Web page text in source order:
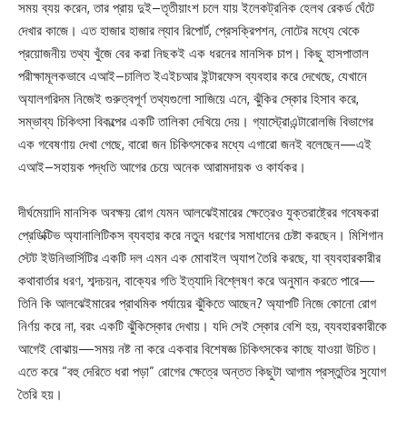
সময় ব্যয় করেন, তার প্রায় দুই–তৃতীয়াংশ চলে যায় ইলেকট্রনিক হেলথ রেকর্ড ঘেঁটে
দেখার কাজে। এত হাজার হাজার ল্যাব রিপোর্ট, প্রেসক্রিপশন, নোটের মধ্যে থেকে
প্রয়োজনীয় তথ্য খুঁজে বের করা নিছকই এক ধরনের মানসিক চাপ। কিছু হাসপাতাল
পরীক্ষামূলকভাবে এআই–চালিত ইএইচআর ইন্টারফেস ব্যবহার করে দেখেছে, যেখানে
অ্যালগরিদম নিজেই গুরুত্বপূর্ণ তথ্যগুলো সাজিয়ে এনে, ঝুঁকির স্কোর হিসাব করে,
সম্ভাব্য চিকিৎসা বিকল্পের একটি তালিকা দেখিয়ে দেয়। গ্যাস্ট্রোএন্টারোলজি বিভাগের
এক গবেষণায় দেখা গেছে, বারো জন চিকিৎসকের মধ্যে এগারো জনই বলেছেন—এই
এআই–সহায়ক পদ্ধতি আগের চেয়ে অনেক আরামদায়ক ও কার্যকর।
দীর্ঘমেয়াদি মানসিক অবক্ষয় রোগ যেমন আলঝেইমারের ক্ষেত্রেও যুক্তরাষ্ট্রের গবেষকরা
প্রেডিক্টিভ অ্যানালিটিকস ব্যবহার করে নতুন ধরণের সমাধানের চেষ্টা করছেন। মিশিগান
স্টেট ইউনিভার্সিটির একটি দল এমন এক মোবাইল অ্যাপ তৈরি করছে, যা ব্যবহারকারীর
কথাবার্তার ধরণ, শব্দচয়ন, বাক্যের গতি ইত্যাদি বিশ্লেষণ করে অনুমান করতে পারে—
তিনি কি আলঝেইমারের প্রাথমিক পর্যায়ের ঝুঁকিতে আছেন? অ্যাপটি নিজে কোনো রোগ
নির্ণয় করে না, বরং একটি ঝুঁকিস্কোর দেখায়। যদি সেই স্কোর বেশি হয়, ব্যবহারকারীকে
আগেই বোঝায়—সময় নষ্ট না করে একবার বিশেষজ্ঞ চিকিৎসকের কাছে যাওয়া উচিত।
এতে করে “বহু দেরিতে ধরা পড়া” রোগের ক্ষেত্রে অন্তত কিছুটা আগাম প্রস্তুতির সুযোগ
তৈরি হয়।